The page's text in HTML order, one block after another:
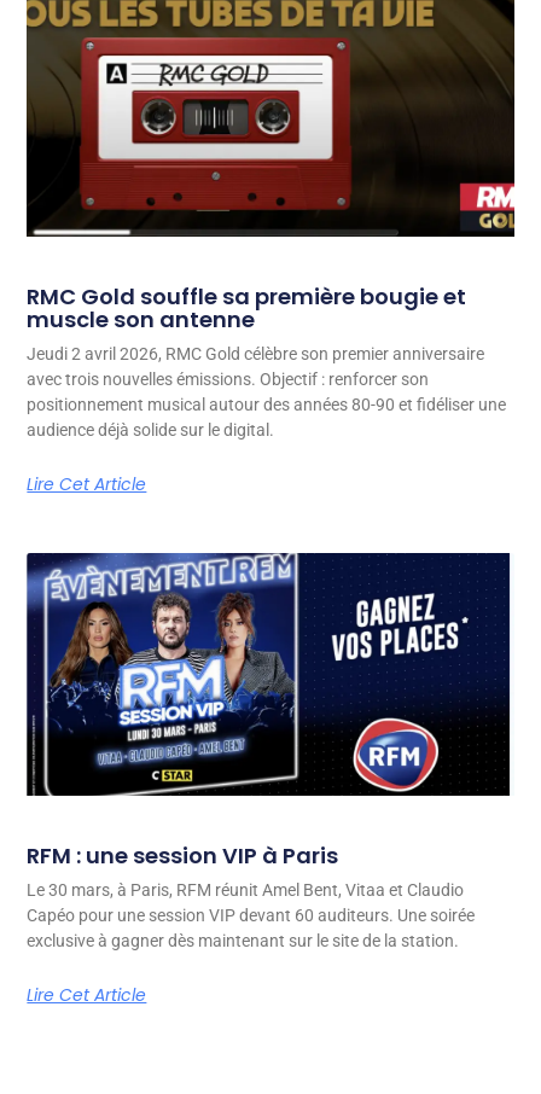
RMC Gold souffle sa première bougie et
muscle son antenne
Jeudi 2 avril 2026, RMC Gold célèbre son premier anniversaire
avec trois nouvelles émissions. Objectif : renforcer son
positionnement musical autour des années 80-90 et fidéliser une
audience déjà solide sur le digital.
Lire Cet Article
RFM : une session VIP à Paris
Le 30 mars, à Paris, RFM réunit Amel Bent, Vitaa et Claudio
Capéo pour une session VIP devant 60 auditeurs. Une soirée
exclusive à gagner dès maintenant sur le site de la station.
Lire Cet Article